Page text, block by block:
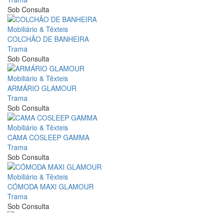
Sob Consulta
Mobiliário & Têxteis
COLCHÃO DE BANHEIRA
Trama
Sob Consulta
Mobiliário & Têxteis
ARMÁRIO GLAMOUR
Trama
Sob Consulta
Mobiliário & Têxteis
CAMA COSLEEP GAMMA
Trama
Sob Consulta
Mobiliário & Têxteis
CÓMODA MAXI GLAMOUR
Trama
Sob Consulta